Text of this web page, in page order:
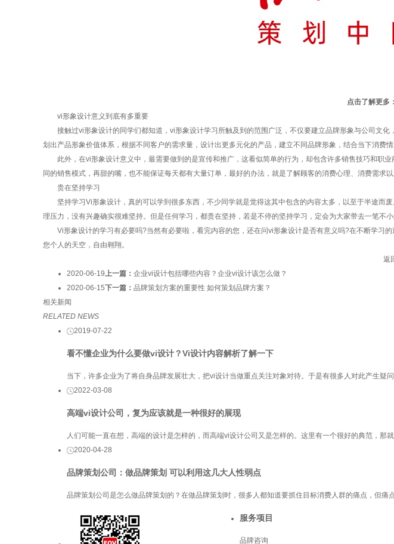
点击了解更多：
vi形象设计意义到底有多重要
接触过vi形象设计的同学们都知道，vi形象设计学习所触及到的范围广泛，不仅要建立品牌形象与公司文化
划出产品形象价值体系，根据不同客户的需求量，设计出更多元化的产品，建立不同品牌形象，结合当下消费
此外，在vi形象设计意义中，最需要做到的是宣传和推广，这看似简单的行为，却包含许多销售技巧和职业
同的销售模式，再甜的嘴，也不能保证每天都有大量订单，最好的办法，就是了解顾客的消费心理、消费需求以
贵在坚持学习
坚持学习Vi形象设计，真的可以学到很多东西，不少同学就是觉得这其中包含的内容太多，以至于半途而
理压力，没有兴趣确实很难坚持。但是任何学习，都贵在坚持，若是不停的坚持学习，定会为大家带去一笔不小
Vi形象设计的学习有必要吗?当然有必要啦，看完内容的您，还在问vi形象设计是否有意义吗?在不断学习
您个人的天空，自由翱翔。
返
2020-06-19上一篇： 企业vi设计包括哪些内容？企业vi设计该怎么做？
2020-06-15下一篇： 品牌策划方案的重要性 如何策划品牌方案？
相关新闻
RELATED NEWS
2019-07-22
看不懂企业为什么要做vi设计？Vi设计内容解析了解一下
当下，许多企业为了将自身品牌发展壮大，把vi设计当做重点关注对象对待。于是有很多人对此产生疑
2022-03-08
高端vi设计公司，复为应该就是一种很好的展现
人们可能一直在想，高端的设计是怎样的，而高端vi设计公司又是怎样的。这里有一个很好的典范，那
2020-04-28
品牌策划公司：做品牌策划 可以利用这几大人性弱点
品牌策划公司是怎么做品牌策划的？在做品牌策划时，很多人都知道要抓住目标消费人群的痛点，但
服务项目
品牌咨询